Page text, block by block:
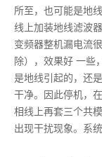
所至，也可能是地
线上加装地线滤波
变频器整机漏电流
除），效果好 一些
是地线引起的，还
干净。因此停机，
相线上再套三个共
出现干扰现象。系